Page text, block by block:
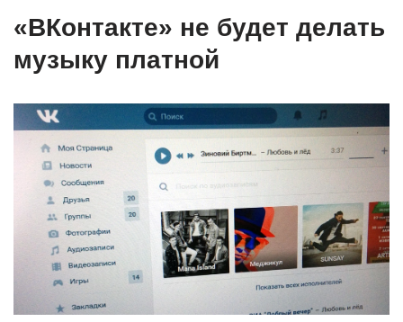
«ВКонтакте» не будет делать
музыку платной